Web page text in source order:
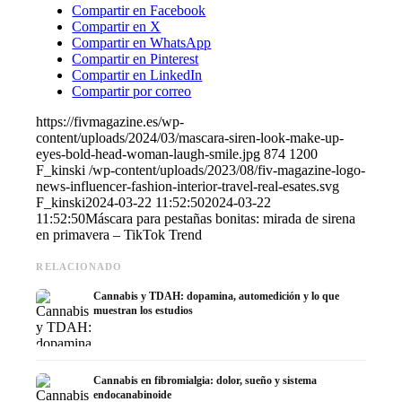
Compartir en Facebook
Compartir en X
Compartir en WhatsApp
Compartir en Pinterest
Compartir en LinkedIn
Compartir por correo
https://fivmagazine.es/wp-
content/uploads/2024/03/mascara-siren-look-make-up-
eyes-bold-head-woman-laugh-smile.jpg 874 1200
F_kinski /wp-content/uploads/2023/08/fiv-magazine-logo-
news-influencer-fashion-interior-travel-real-esates.svg
F_kinski2024-03-22 11:52:502024-03-22
11:52:50Máscara para pestañas bonitas: mirada de sirena
en primavera – TikTok Trend
RELACIONADO
Cannabis y TDAH: dopamina, automedición y lo que
muestran los estudios
Cannabis en fibromialgia: dolor, sueño y sistema
endocanabinoide